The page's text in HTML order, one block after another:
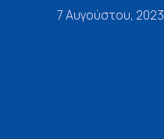
7 Αυγούστου, 2023